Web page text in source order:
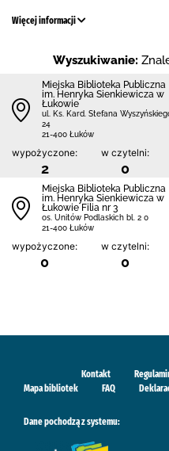
Więcej informacji
Wyszukiwanie:
Miejska Biblioteka Publiczna
im. Henryka Sienkiewicza w
Łukowie
ul. Ks. Kard. Stefana
24
21-400 Łuków
wypożyczone:
2
w czytelni:
0
Miejska Biblioteka Publiczna
im. Henryka Sienkiewicza w
Łukowie Filia nr 3
os. Unitów Podlaskich bl. 2 0
21-400 Łuków
wypożyczone:
0
w czytelni:
0
Kontakt
Mapa bibliotek
FAQ
Dane pochodzą z systemu: